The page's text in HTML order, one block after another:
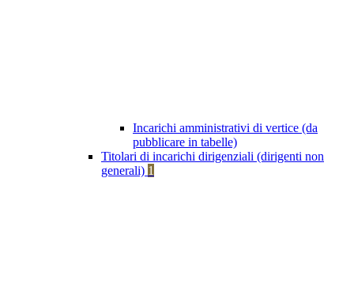
Incarichi amministrativi di vertice (da
pubblicare in tabelle)
Titolari di incarichi dirigenziali (dirigenti non
generali) 1